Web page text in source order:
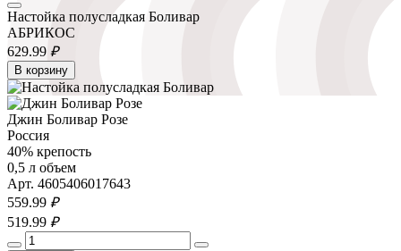
Настойка полусладкая Боливар
АБРИКОС
629.99 ₽
В корзину
Джин Боливар Розе
Россия
40% крепость
0,5 л объем
Арт. 4605406017643
559.99 ₽
519.99 ₽